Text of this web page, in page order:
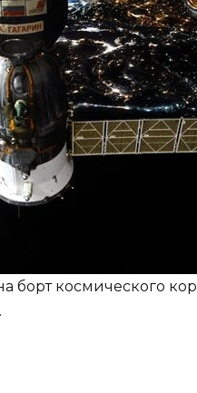
борт космического